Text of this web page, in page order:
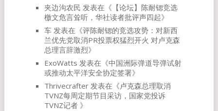
夹边沟农民 发表在《 【论坛】陈耐锶竞选
檄文危言耸听，华社读者批评声四起》
车发表在《评陈耐锶的竞选攻势：对新西
兰优先党取消PR投票权猛烈开火 对卢克森
总理言辞激烈》
ExoWatts 发表在《中国洲际弹道导弹试射
或推动太平洋安全协定签署》
Thrivecrafter发表在《卢克森总理取消
TVNZ每周定期节目采访，国家党投诉
TVNZ记者 》